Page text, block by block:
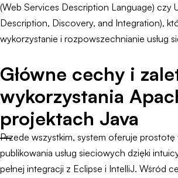
(Web Services Description Language) czy
Description, Discovery, and Integration),
wykorzystanie i rozpowszechnianie usług
Główne cechy i
wykorzystania
projektach Java
Przede wszystkim, system oferuje prostotę
publikowania usług sieciowych dzięki
pełnej integracji z Eclipse i IntelliJ. Wśród